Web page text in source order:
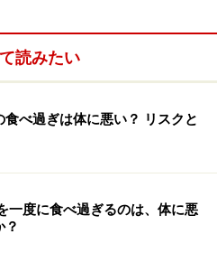
、食べるのが面倒な気持ちと
考えてみましょう。
読みたい
食べ過ぎは体に悪い？ リスクと
一度に食べ過ぎるのは、体に悪
？